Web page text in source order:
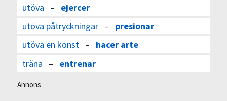
utöva – ejercer
utöva påtryckningar– presionar
utöva en konst– hacer arte
träna – entrenar
Annons